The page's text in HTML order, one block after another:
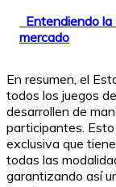
Entendiendo
mercado
En resumen, el
todos los juegos
desarrollen de
participantes.
exclusiva que
todas las
garantizando así